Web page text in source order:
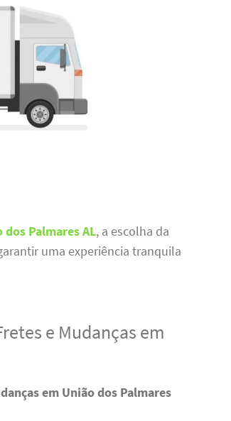
Palmares AL, a escolha da
uma experiência tranquila
e Mudanças em
em União dos Palmares